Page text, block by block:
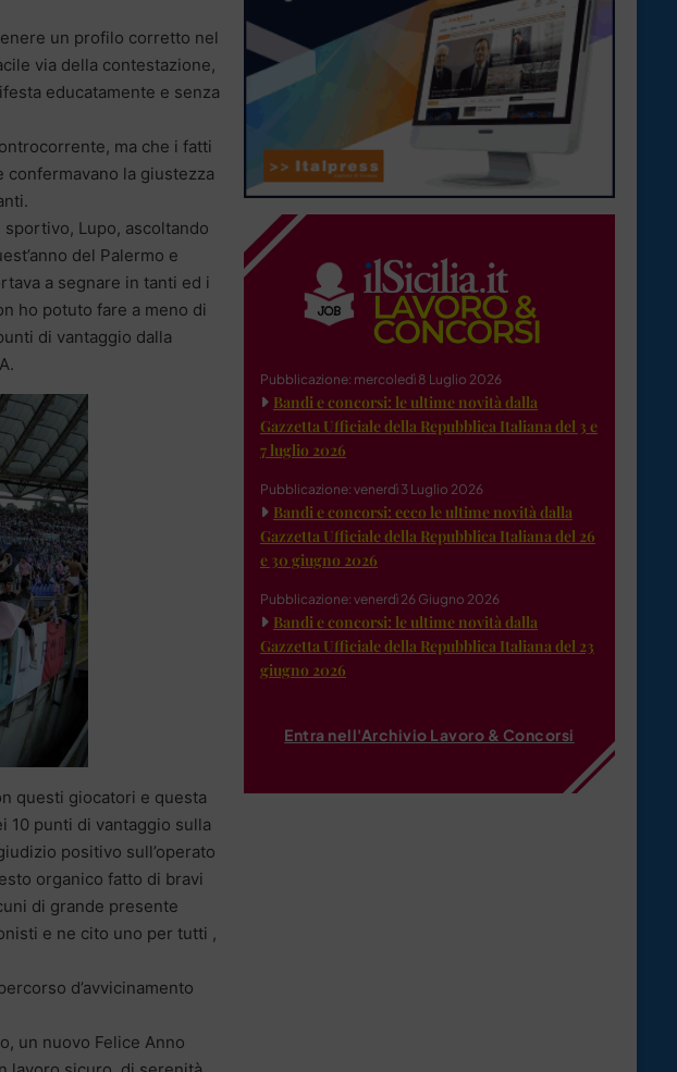
un profilo corretto nel
via della contestazione,
educatamente e senza
ma che i fatti
la giustezza
Lupo, ascoltando
del Palermo e
a segnare in tanti ed i
ho potuto fare a meno di
di vantaggio dalla
questi giocatori e questa
10 punti di vantaggio sulla
positivo sull’operato
organico fatto di bravi
di grande presente
e ne cito uno per tutti ,
d’avvicinamento
un nuovo Felice Anno
Pubblicazione: mercoledì 8 Luglio 2026
Bandi e concorsi: le ultime novità dalla
Gazzetta Ufficiale della Repubblica Italiana del 3 e
7 luglio 2026
Pubblicazione: venerdì 3 Luglio 2026
Bandi e concorsi: ecco le ultime novità dalla
Gazzetta Ufficiale della Repubblica Italiana del 26
e 30 giugno 2026
Pubblicazione: venerdì 26 Giugno 2026
Bandi e concorsi: le ultime novità dalla
Gazzetta Ufficiale della Repubblica Italiana del 23
giugno 2026
Entra nell'Archivio Lavoro & Concorsi